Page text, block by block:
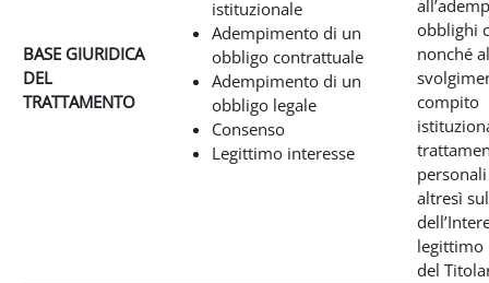
BASE GIURIDICA
DEL
TRATTAMENTO
istituzionale
Adempimento di un
obbligo contrattuale
Adempimento di un
obbligo legale
Consenso
Legittimo interesse
obblighi
nonché
compito
altresì
legittimo
del